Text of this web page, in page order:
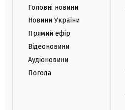
Головні новини
Новини України
Прямий ефір
Відеоновини
Аудіоновини
Погода